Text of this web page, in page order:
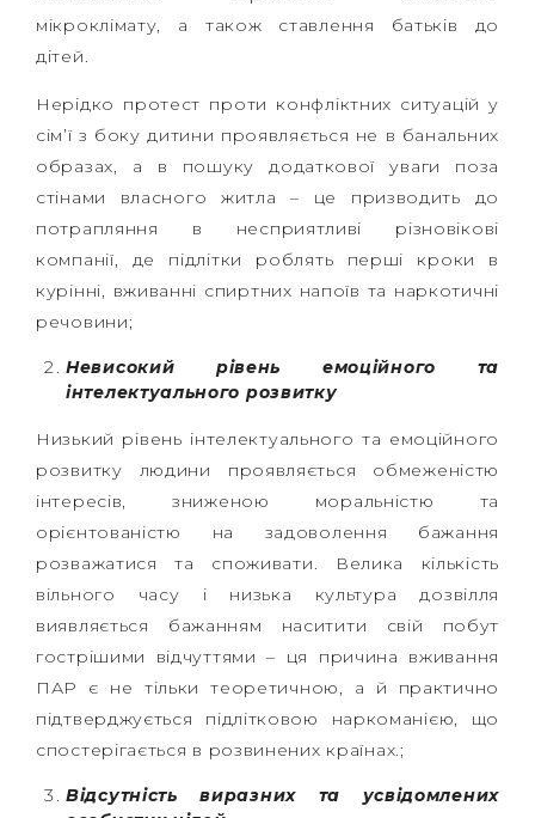
мікроклімату, а також ставлення батьків до
дітей.
Нерідко протест проти конфліктних ситуацій у
сім’ї з боку дитини проявляється не в банальних
образах, а в пошуку додаткової уваги поза
стінами власного житла – це призводить до
потрапляння в несприятливі різновікові
компанії, де підлітки роблять перші кроки в
курінні, вживанні спиртних напоїв та наркотичні
речовини;
Невисокий рівень емоційного та
інтелектуального розвитку
Низький рівень інтелектуального та емоційного
розвитку людини проявляється обмеженістю
інтересів, зниженою моральністю та
орієнтованістю на задоволення бажання
розважатися та споживати. Велика кількість
вільного часу і низька культура дозвілля
виявляється бажанням наситити свій побут
гострішими відчуттями – ця причина вживання
ПАР є не тільки теоретичною, а й практично
підтверджується підлітковою наркоманією, що
спостерігається в розвинених країнах.;
Відсутність виразних та усвідомлених